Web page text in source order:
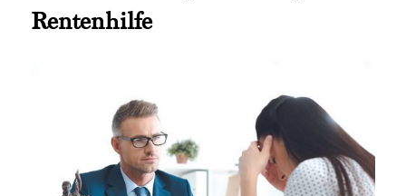
Rentenhilfe